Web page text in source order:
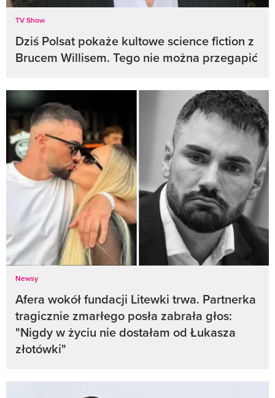
TV Show
Dziś Polsat pokaże kultowe science fiction z
Brucem Willisem. Tego nie można przegapić
Newsy
Afera wokół fundacji Litewki trwa. Partnerka
tragicznie zmarłego posła zabrała głos:
"Nigdy w życiu nie dostałam od Łukasza
złotówki"